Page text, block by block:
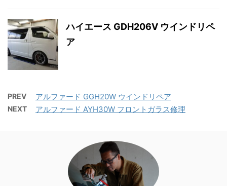
ハイエース GDH206V ウインドリペ
ア
PREV アルファード GGH20W ウインドリペア
NEXT アルファード AYH30W フロントガラス修理